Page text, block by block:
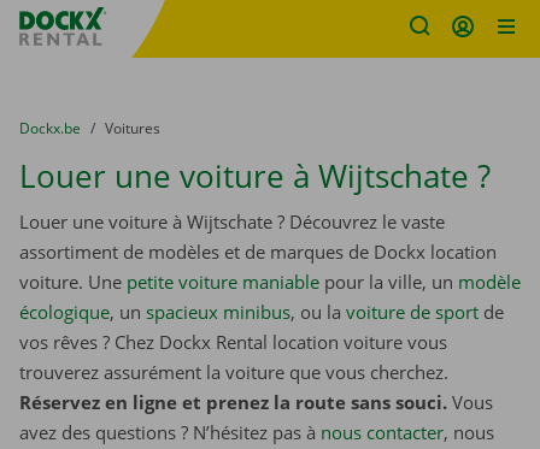
sitename
You are here:
du
Dockx.be to
Voitures
Louer une voiture à Wijtschate ?
Louer une voiture à Wijtschate ? Découvrez le vaste
assortiment de modèles et de marques de Dockx location
voiture. Une petite voiture maniable pour la ville, un modèle
écologique, un spacieux minibus, ou la voiture de sport de
vos rêves ? Chez Dockx Rental location voiture vous
trouverez assurément la voiture que vous cherchez.
Réservez en ligne et prenez la route sans souci. Vous
avez des questions ? N’hésitez pas à nous contacter, nous